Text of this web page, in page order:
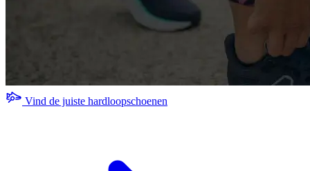
Vind de juiste hardloopschoenen